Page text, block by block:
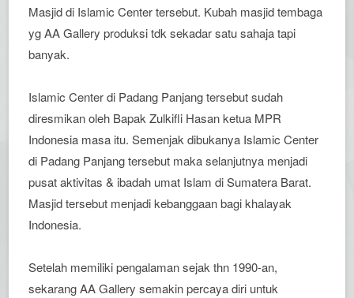
Masjid di Islamic Center tersebut. Kubah masjid tembaga
yg AA Gallery produksi tdk sekadar satu sahaja tapi
banyak.
Islamic Center di Padang Panjang tersebut sudah
diresmikan oleh Bapak Zulkifli Hasan ketua MPR
Indonesia masa itu. Semenjak dibukanya Islamic Center
di Padang Panjang tersebut maka selanjutnya menjadi
pusat aktivitas & ibadah umat Islam di Sumatera Barat.
Masjid tersebut menjadi kebanggaan bagi khalayak
Indonesia.
Setelah memiliki pengalaman sejak thn 1990-an,
sekarang AA Gallery semakin percaya diri untuk